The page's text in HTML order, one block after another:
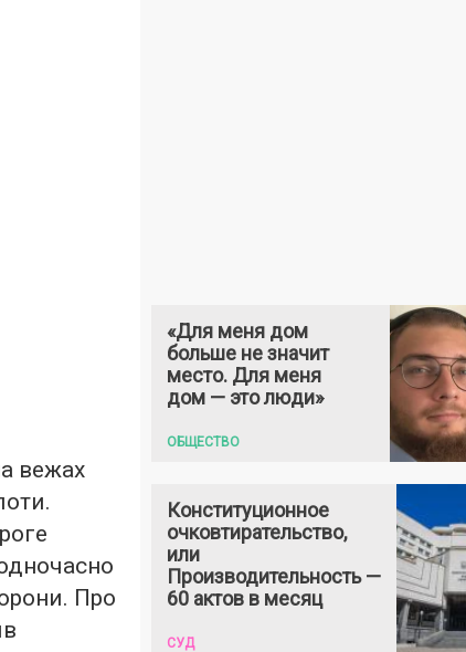
вежах
Про
«Для меня дом
больше не значит
место. Для меня
дом — это люди»
ОБЩЕСТВО
Конституционное
очковтирательство,
или
Производительность —
60 актов в месяц
СУД